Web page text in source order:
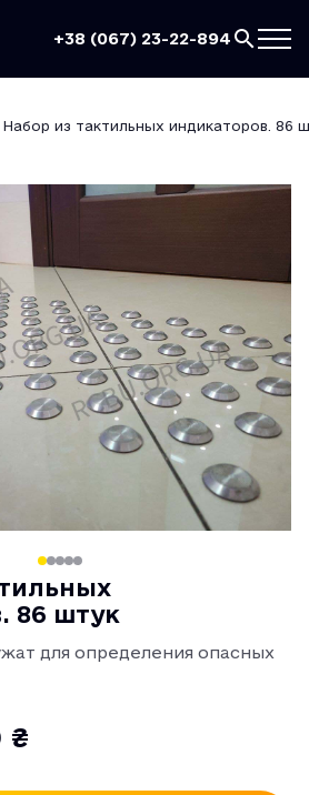
+38 (067) 23-22-894
Набор из тактильных индикаторов. 86
86 штук
для определения опасных
₴